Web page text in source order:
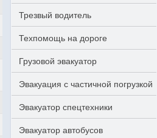
Трезвый водитель
Техпомощь на дороге
Грузовой эвакуатор
Эвакуация с частичной погрузкой
Эвакуатор спецтехники
Эвакуатор автобусов